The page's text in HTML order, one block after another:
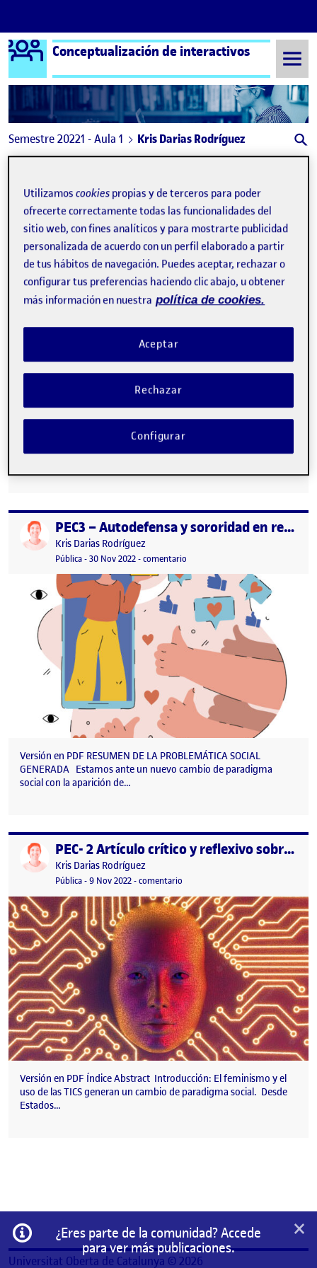
Saltar al contenido
Logo Ágora
Conceptualización de interactivos
Semestre 20221 - Aula 1 Kris Darias Rodríguez
Publicado porPráctica
Publicado por
Kris Darias Rodríguez
Visibilidad:
Pública- Fecha de publicación
13 Ene 202313 enero, 2023 11:59 pm
-comentarioen Práctica
Publicado por PEC3 – Autodefensa y sororidad en redes
Publicado por
Kris Darias Rodríguez
Visibilidad:
Pública-Fecha de publicación
30 Nov 202217 marzo, 2024 9:51 pm
-comentario
Versión en PDF RESUMEN DE LA PROBLEMÁTICA SOCIAL
GENERADA Estamos ante un nuevo cambio de paradigma
social con la aparición de…
Publicado por PEC- 2 Artículo crítico y reflexivo sobre El feminismo y el uso de las TICS generan un cambio de paradigma social
Publicado por
Kris Darias Rodríguez
Visibilidad:
Pública-Fecha de publicación
9 Nov 202217 marzo, 2024 9:51 pm
-comentario
Versión en PDF Índice Abstract Introducción: El feminismo y el
uso de las TICS generan un cambio de paradigma social. Desde
Estados…
Información
¿Eres parte de la comunidad? Accede
para ver más publicaciones.
×
Universitat Oberta de Catalunya © 2026
Utilizamoscookies propias y de terceros para poder
ofrecerte correctamente todas las funcionalidades del
sitio web, con fines analíticos y para mostrarte publicidad
personalizada de acuerdo con un perfil elaborado a partir
de tus hábitos de navegación. Puedes aceptar, rechazar o
configurar tus preferencias haciendo clic abajo, u obtener
más información en nuestra política de cookies.
Rechazar
Aceptar
Configurar